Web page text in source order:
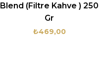
Blend (Filtre Kahve ) 250
Gr
₺469,00